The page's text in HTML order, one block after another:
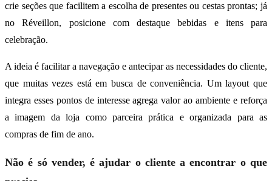
crie seções que facilitem a escolha de presentes ou cestas prontas; já
no Réveillon, posicione com destaque bebidas e itens para
celebração.
A ideia é facilitar a navegação e antecipar as necessidades do cliente,
que muitas vezes está em busca de conveniência. Um layout que
integra esses pontos de interesse agrega valor ao ambiente e reforça
a imagem da loja como parceira prática e organizada para as
compras de fim de ano.
Não é só vender, é ajudar o cliente a encontrar o que